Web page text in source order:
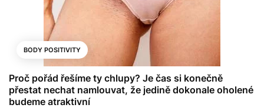
BODY POSITIVITY
Proč pořád řešíme ty chlupy? Je čas si konečně
přestat nechat namlouvat, že jedině dokonale oholené
budeme atraktivní